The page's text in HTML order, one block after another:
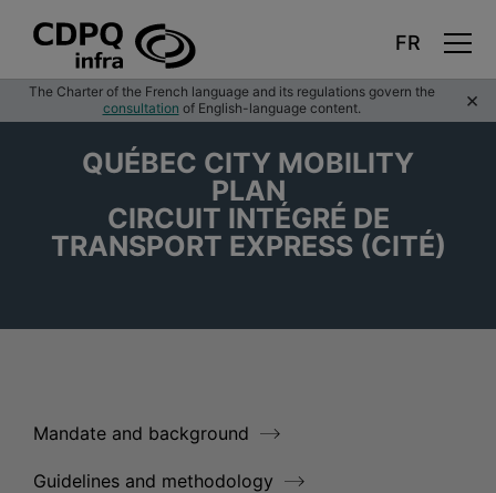
content
×
The Charter of the French language and its regulations govern the
consultation of English-language content.
Québec
City
Mobility
Plan
QUÉBEC CITY MOBILITY
PLAN
CIRCUIT INTÉGRÉ DE
TRANSPORT EXPRESS (CITÉ)
Mandate and background
Guidelines and methodology